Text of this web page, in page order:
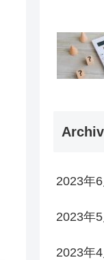
2023年6
2023年5
2023年4